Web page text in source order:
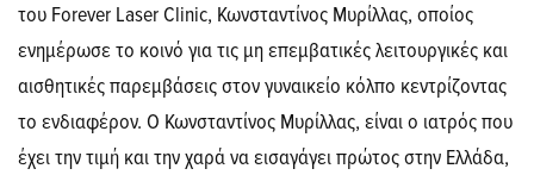
του Forever Laser Clinic, Κωνσταντίνος Μυρίλλας, οποίος
ενημέρωσε το κοινό για τις μη επεμβατικές λειτουργικές και
αισθητικές παρεμβάσεις στον γυναικείο κόλπο κεντρίζοντας
το ενδιαφέρον. Ο Κωνσταντίνος Μυρίλλας, είναι ο ιατρός που
έχει την τιμή και την χαρά να εισαγάγει πρώτος στην Ελλάδα,